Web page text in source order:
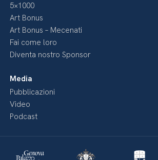
5×1000
Art Bonus
Art Bonus – Mecenati
Fai come loro
Diventa nostro Sponsor
Media
Pubblicazioni
Video
Podcast